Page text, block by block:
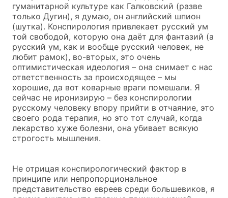
гуманитарной культуре как Галковский (разве
только Дугин), я думаю, он английский шпион
(шутка). Конспирология привлекает русский ум
той свободой, которую она даёт для фантазий (а
русский ум, как и вообще русский человек, не
любит рамок), во-вторых, это очень
оптимистическая идеология – она снимает с нас
ответственность за происходящее – мы
хорошие, да вот коварные враги помешали. Я
сейчас не иронизирую – без конспирологии
русскому человеку впору прийти в отчаяние, это
своего рода терапия, но это тот случай, когда
лекарство хуже болезни, она убивает всякую
строгость мышления.
Не отрицая конспирологический фактор в
принципе или непропорциональное
представительство евреев среди большевиков, я